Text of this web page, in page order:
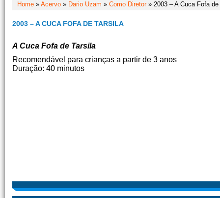
Home » Acervo » Dario Uzam » Como Diretor» 2003 – A Cuca Fofa de
2003 – A CUCA FOFA DE TARSILA
A Cuca Fofa de Tarsila
Recomendável para crianças a partir de 3 anos
Duração: 40 minutos